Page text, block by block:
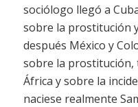
sociólogo llegó a
sobre la prostitución
después México y
sobre la prostitución,
África y sobre la
naciese realmente